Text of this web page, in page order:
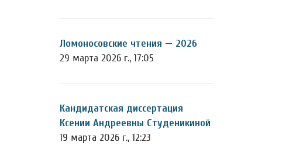
Ломоносовские чтения — 2026
29 марта 2026 г., 17:05
Кандидатская диссертация
Ксении Андреевны Студеникиной
19 марта 2026 г., 12:23